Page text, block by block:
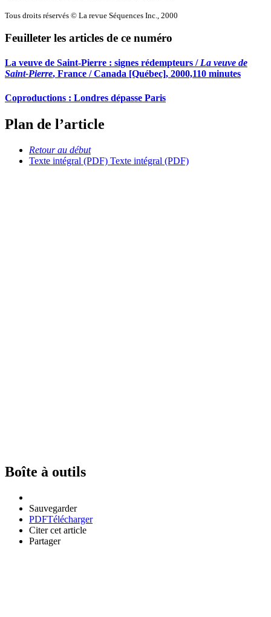
Tous droits réservés © La revue Séquences Inc., 2000
Feuilleter les articles de ce numéro
La veuve de Saint-Pierre : signes rédempteurs /La veuve de
Saint-Pierre, France / Canada [Québec], 2000,110 minutes
Coproductions : Londres dépasse Paris
Plan de l’article
Retour au début
Texte intégral (PDF) Texte intégral (PDF)
Boîte à outils
Sauvegarder
PDFTélécharger
Citer cet article
Partager